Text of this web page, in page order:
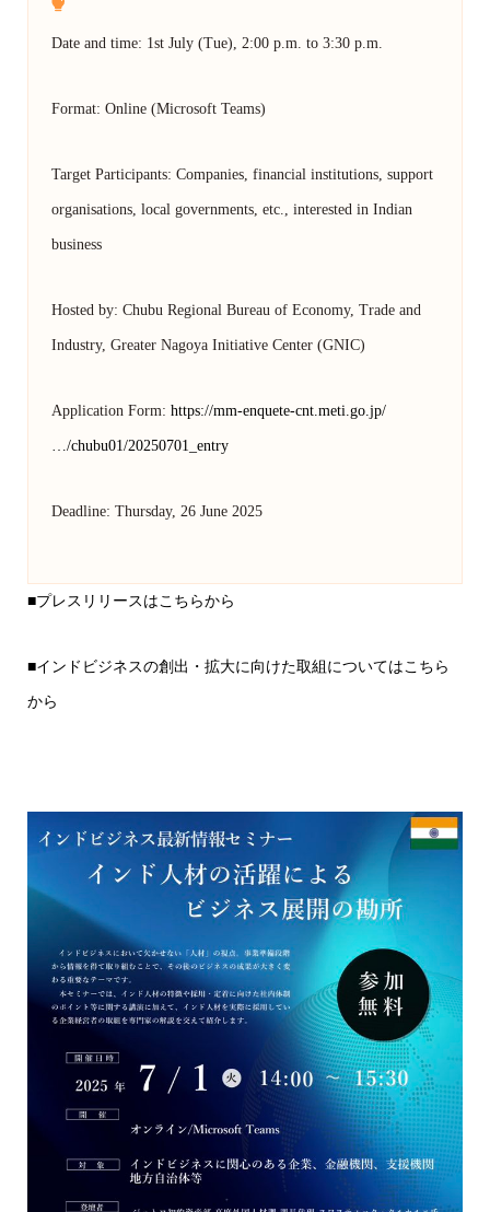
Date and time: 1st July (Tue), 2:00 p.m. to 3:30 p.m.
Format: Online (Microsoft Teams)
Target Participants: Companies, financial institutions, support
organisations, local governments, etc., interested in Indian
business
Hosted by: Chubu Regional Bureau of Economy, Trade and
Industry, Greater Nagoya Initiative Center (GNIC)
Application Form: https://mm-enquete-cnt.meti.go.jp/
…/chubu01/20250701_entry
Deadline: Thursday, 26 June 2025
■プレスリリースはこちらから
■インドビジネスの創出・拡大に向けた取組についてはこちら
から